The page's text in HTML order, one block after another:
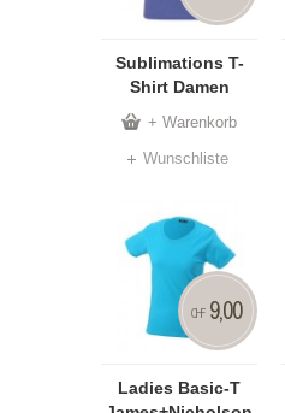
Sublimations T-
Shirt Damen
+ Warenkorb
Wunschliste
Ladies Basic-T
CHF 9,00